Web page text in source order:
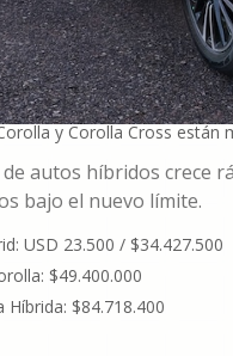
y Corolla Cross están
de autos híbridos crece
bajo el nuevo límite.
USD 23.500 / $34.427.500
$49.400.000
Híbrida: $84.718.400